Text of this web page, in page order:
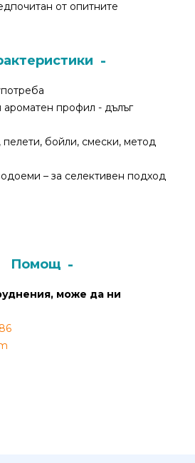
от опитните
профил - дълъг
бойли, смески, метод
– за селективен подход
Помощ
може да ни